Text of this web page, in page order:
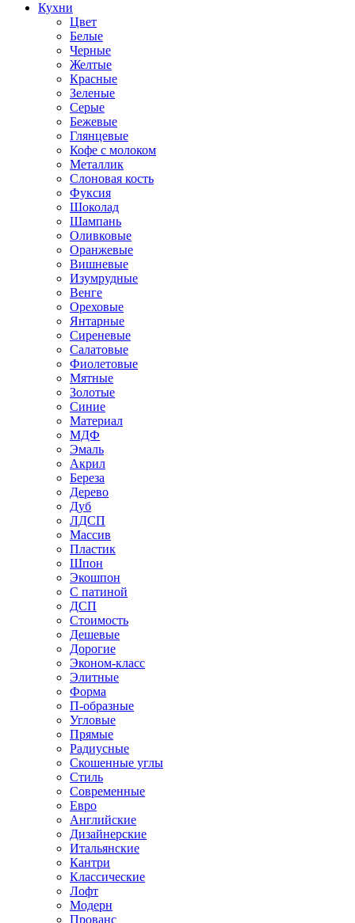
Кухни
Цвет
Белые
Черные
Желтые
Красные
Зеленые
Серые
Бежевые
Глянцевые
Кофе с молоком
Металлик
Слоновая кость
Фуксия
Шоколад
Шампань
Оливковые
Оранжевые
Вишневые
Изумрудные
Венге
Ореховые
Янтарные
Сиреневые
Салатовые
Фиолетовые
Мятные
Золотые
Синие
Материал
МДФ
Эмаль
Акрил
Береза
Дерево
Дуб
ЛДСП
Массив
Пластик
Шпон
Экошпон
С патиной
ДСП
Стоимость
Дешевые
Дорогие
Эконом-класс
Элитные
Форма
П-образные
Угловые
Прямые
Радиусные
Скошенные углы
Стиль
Современные
Евро
Английские
Дизайнерские
Итальянские
Кантри
Классические
Лофт
Модерн
Прованс